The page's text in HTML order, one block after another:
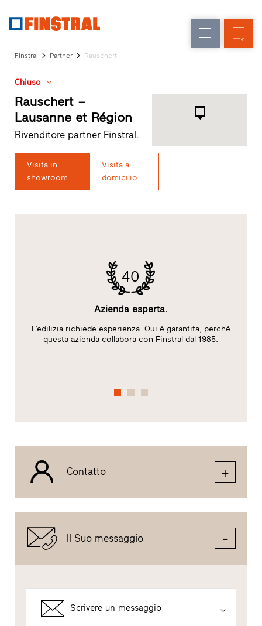
Pareti
vetrate
costruzione
per
il
Programma
per
Finstral
Ricerca
rivenditori
rapidi
Finstral Partner Rauschert
Chiuso
Rauschert –
Lausanne et Région
Rivenditore partner Finstral.
Visita in
showroom
Visita a
domicilio
40
Azienda esperta.
L’edilizia richiede esperienza. Qui è garantita, perché
questa azienda collabora con Finstral dal 1985.
Contatto
Il Suo messaggio
Scrivere un messaggio